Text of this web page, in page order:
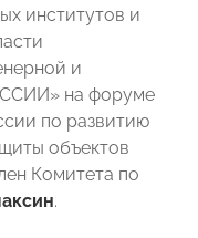
институтов и
и
на форуме
по развитию
объектов
Комитета по
.